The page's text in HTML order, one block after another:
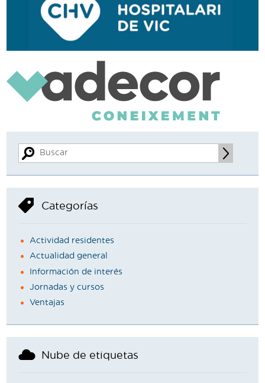
Categorías
Actividad residentes
Actualidad general
Información de interés
Jornadas y cursos
Ventajas
Nube de etiquetas